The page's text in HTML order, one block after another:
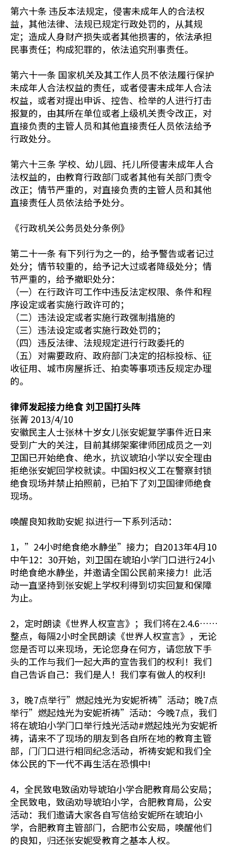
第六十条 违反本法规定，侵害未成年人的合法权
益，其他法律、法规已规定行政处罚的，从其规
定；造成人身财产损失或者其他损害的，依法承担
民事责任；构成犯罪的，依法追究刑事责任。
第六十一条 国家机关及其工作人员不依法履行保护
未成年人合法权益的责任，或者侵害未成年人合法
权益，或者对提出申诉、控告、检举的人进行打击
报复的，由其所在单位或者上级机关责令改正，对
直接负责的主管人员和其他直接责任人员依法给予
行政处分。
第六十三条 学校、幼儿园、托儿所侵害未成年人合
法权益的，由教育行政部门或者其他有关部门责令
改正；情节严重的，对直接负责的主管人员和其他
直接责任人员依法给予处分。
《行政机关公务员处分条例》
第二十一条 有下列行为之一的，给予警告或者记过
处分；情节较重的，给予记大过或者降级处分；情
节严重的，给予撤职处分：
（一）在行政许可工作中违反法定权限、条件和程
序设定或者实施行政许可的；
（二）违法设定或者实施行政强制措施的
（三）违法设定或者实施行政处罚的；
（四）违反法律、法规规定进行行政委托的
（五）对需要政府、政府部门决定的招标投标、征
收征用、城市房屋拆迁、拍卖等事项违反规定办理
的。
律师发起接力绝食 刘卫国打头阵
张菁 2013/4/10
安徽民主人士张林十岁女儿张安妮复学事件近日来
受到广大的关注，目前其绑架案律师团成员之一刘
卫国已开始绝食、绝水，抗议琥珀小学以安全理由
拒绝张安妮回学校就读。中国妇权义工在警察封锁
绝食现场并禁止拍照前，已拍下了刘卫国律师绝食
现场。
唤醒良知救助安妮 拟进行一下系列活动：
1，”24小时绝食绝水静坐”接力；自2013年4月10
中午12：30开始，刘卫国在琥珀小学门口进行24小
时绝食绝水静坐，并邀请全国公民前来接力！此活
动一直坚持到张安妮上学权利得到切实回复和保障
为止。
2，定时朗读《世界人权宣言》；我们将在2.4.6……
整点，每隔2小时全民朗读《世界人权宣言》，无论
您是否可以来现场，无论您身在何方，请您放下手
头的工作与我们一起大声的宣告我们的权利！我们
自己告诉自己：我们是人！我们享有做人的权利!
3，晚7点举行”燃起烛光为安妮祈祷”活动；晚7点
举行”燃起烛光为安妮祈祷”活动：今晚7点，我们
将在琥珀小学门口举行烛光活动#燃起烛光为安妮祈
祷，请来不了现场的朋友到各自所在地的教育主管
部，门门口进行相同纪念活动，祈祷安妮和我们全
体公民的下一代不再生活在恐惧中!
4，全民致电致函劝导琥珀小学合肥教育局公安局；
全民致电，致函劝导琥珀小学，合肥教育局，公安
活动：我们邀请大家各自写信给安妮所在琥珀小
学，合肥教育主管部门，合肥市公安局，唤醒他们
的良知，归还张安妮受教育之基本人权。